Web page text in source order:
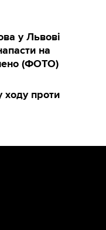
у Львові
на
(ФОТО)
ходу проти